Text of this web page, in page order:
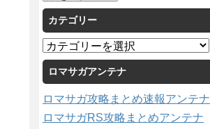
ー
カ
イ
ブ
カテゴリー
カ
テ
ゴ
リ
ー
ロマサガアンテナ
ロマサガ攻略まとめ速報アンテナ
ロマサガRS攻略まとめアンテナ